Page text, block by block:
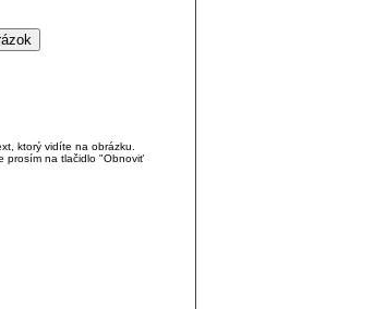
ktorý vidíte na obrázku.
prosím na tlačidlo "Obnoviť